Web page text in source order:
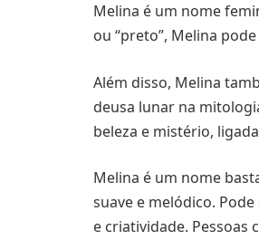
Melina é um nome
ou “preto”, Melina
Além disso, Melina
deusa lunar na
beleza e mistério,
Melina é um nome
suave e melódico.
e criatividade. Pessoas